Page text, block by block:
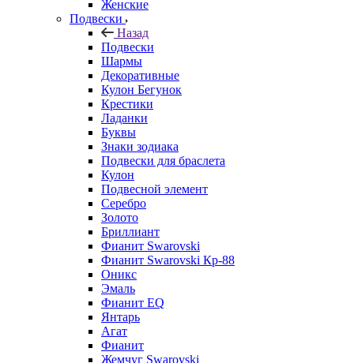
Женские
Подвески
Назад
Подвески
Шармы
Декоративные
Кулон Бегунок
Крестики
Ладанки
Буквы
Знаки зодиака
Подвески для браслета
Кулон
Подвесной элемент
Серебро
Золото
Бриллиант
Фианит Swarovski
Фианит Swarovski Кр-88
Оникс
Эмаль
Фианит EQ
Янтарь
Агат
Фианит
Жемчуг Swarovski